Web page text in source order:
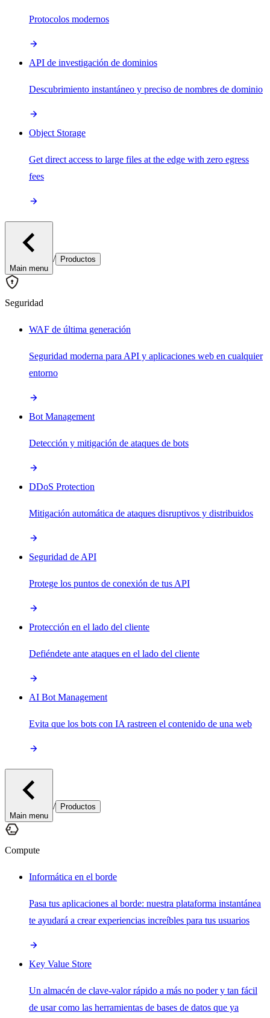
Protocolos modernos
API de investigación de dominios
Descubrimiento instantáneo y preciso de nombres de dominio
Object Storage
Get direct access to large files at the edge with zero egress
fees
Main menu
/ Productos
Seguridad
WAF de última generación
Seguridad moderna para API y aplicaciones web en cualquier
entorno
Bot Management
Detección y mitigación de ataques de bots
DDoS Protection
Mitigación automática de ataques disruptivos y distribuidos
Seguridad de API
Protege los puntos de conexión de tus API
Protección en el lado del cliente
Defiéndete ante ataques en el lado del cliente
AI Bot Management
Evita que los bots con IA rastreen el contenido de una web
Main menu
/ Productos
Compute
Informática en el borde
Pasa tus aplicaciones al borde: nuestra plataforma instantánea
te ayudará a crear experiencias increíbles para tus usuarios
Key Value Store
Un almacén de clave-valor rápido a más no poder y tan fácil
de usar como las herramientas de bases de datos que ya